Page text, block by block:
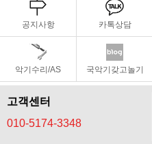
공지사항 카톡상담
악기수리/AS 국악기갖고놀기
고객센터
010-5174-3348